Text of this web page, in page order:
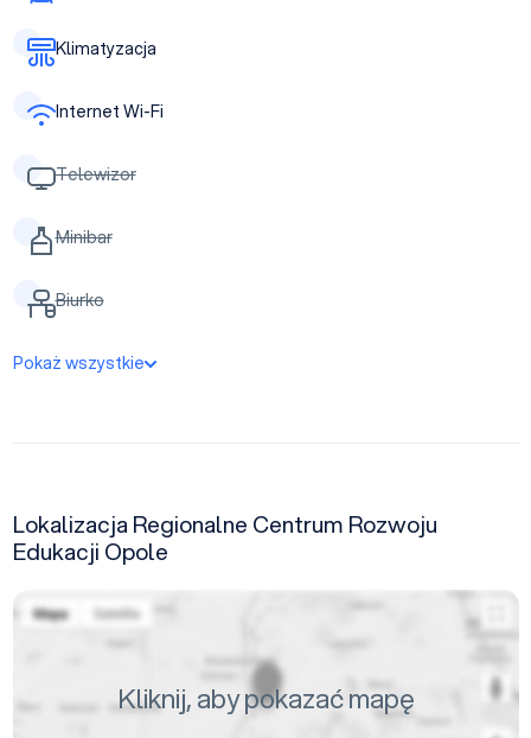
Klimatyzacja
Internet Wi-Fi
Telewizor
Minibar
Biurko
Pokaż wszystkie
Lokalizacja Regionalne Centrum Rozwoju
Edukacji Opole
Kliknij, aby pokazać mapę